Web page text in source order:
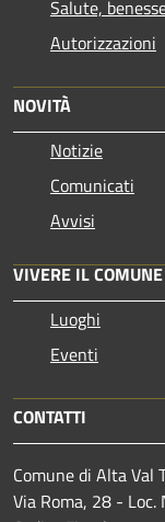
Salute,
Autorizzazioni
NOVITÀ
Notizie
Comunicati
Avvisi
VIVERE IL COMUNE
Luoghi
Eventi
CONTATTI
Comune di Alta Val
Via Roma, 28 -